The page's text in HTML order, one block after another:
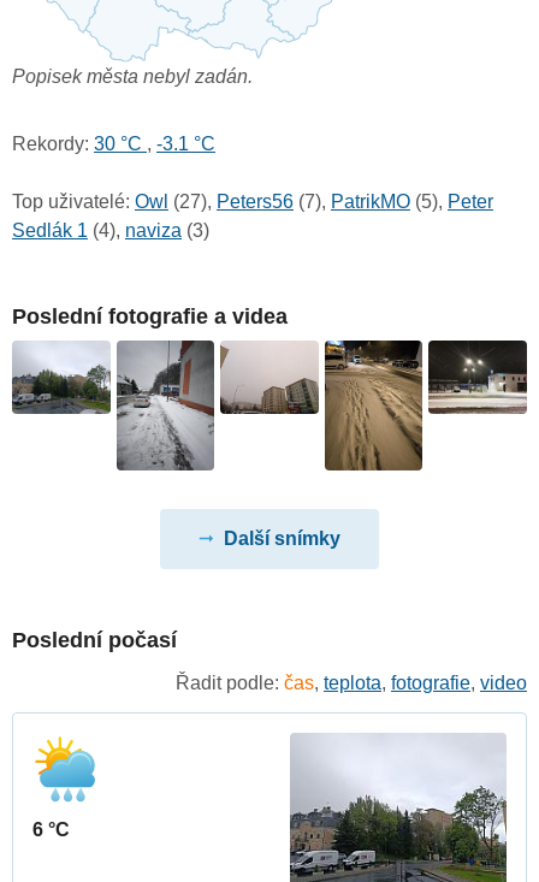
Popisek města nebyl zadán.
Rekordy: 30 °C , -3.1 °C
Top uživatelé: Owl (27), Peters56 (7), PatrikMO (5), Peter
Sedlák 1 (4), naviza (3)
Poslední fotografie a videa
Další snímky
Poslední počasí
Řadit podle: čas, teplota, fotografie, video
6 °C